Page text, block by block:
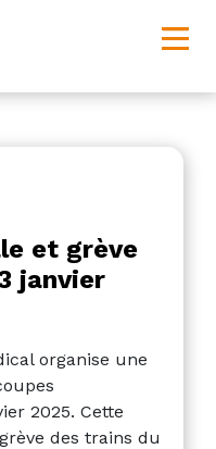
et grève
janvier
organise une
2025. Cette
des trains du